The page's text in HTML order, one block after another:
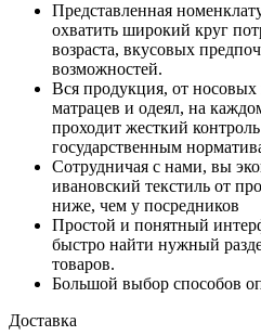
Представленная
охватить широкий круг
возраста, вкусовых
возможностей.
Вся продукция, от
матрацев и одеял, на
проходит жесткий контроль
государственным
Сотрудничая с нами, вы
ивановский текстиль от
ниже, чем у посредников
Простой и понятный
быстро найти нужный
товаров.
Большой выбор способов
Доставка